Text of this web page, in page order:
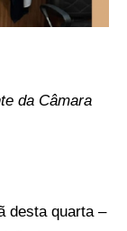
da Câmara
desta quarta –